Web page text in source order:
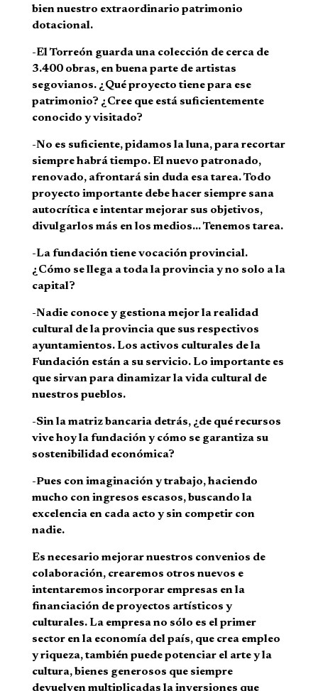
bien nuestro extraordinario patrimonio
dotacional.
-El Torreón guarda una colección de cerca de
3.400 obras, en buena parte de artistas
segovianos. ¿Qué proyecto tiene para ese
patrimonio? ¿Cree que está suficientemente
conocido y visitado?
-No es suficiente, pidamos la luna, para recortar
siempre habrá tiempo. El nuevo patronado,
renovado, afrontará sin duda esa tarea. Todo
proyecto importante debe hacer siempre sana
autocrítica e intentar mejorar sus objetivos,
divulgarlos más en los medios… Tenemos tarea.
-La fundación tiene vocación provincial.
¿Cómo se llega a toda la provincia y no solo a la
capital?
-Nadie conoce y gestiona mejor la realidad
cultural de la provincia que sus respectivos
ayuntamientos. Los activos culturales de la
Fundación están a su servicio. Lo importante es
que sirvan para dinamizar la vida cultural de
nuestros pueblos.
-Sin la matriz bancaria detrás, ¿de qué recursos
vive hoy la fundación y cómo se garantiza su
sostenibilidad económica?
-Pues con imaginación y trabajo, haciendo
mucho con ingresos escasos, buscando la
excelencia en cada acto y sin competir con
nadie.
Es necesario mejorar nuestros convenios de
colaboración, crearemos otros nuevos e
intentaremos incorporar empresas en la
financiación de proyectos artísticos y
culturales. La empresa no sólo es el primer
sector en la economía del país, que crea empleo
y riqueza, también puede potenciar el arte y la
cultura, bienes generosos que siempre
devuelven multiplicadas la inversiones que